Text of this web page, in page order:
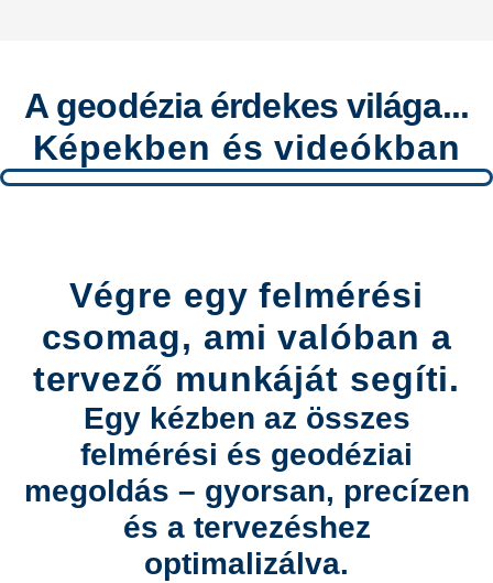
A geodézia érdekes világa...
Képekben és videókban
Végre egy felmérési
csomag, ami valóban a
tervező munkáját segíti.
Egy kézben az összes
felmérési és geodéziai
megoldás – gyorsan, precízen
és a tervezéshez
optimalizálva.